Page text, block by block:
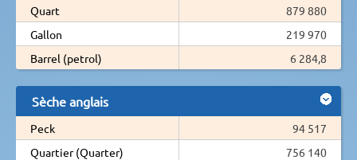
Quart
879 880
Gallon
219 970
Barrel (petrol)
6 284,8
Sèche anglais
Peck
94 517
Quartier (Quarter)
756 140